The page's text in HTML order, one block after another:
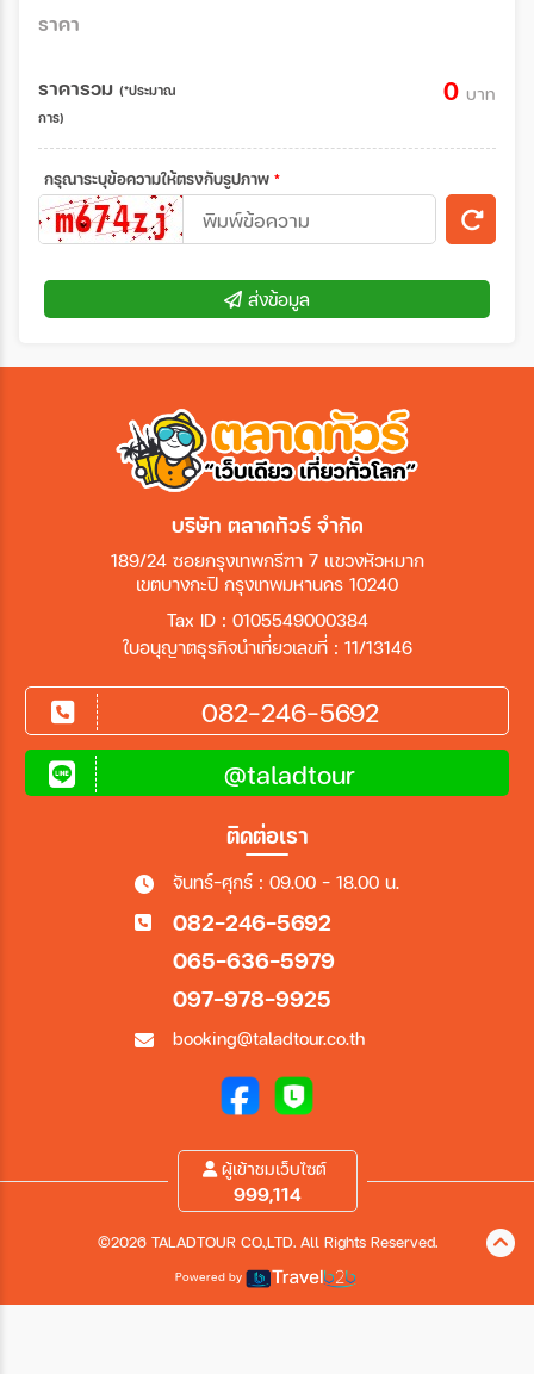
ราคา
ราคารวม (*ประมาณ
การ)
0 บาท
กรุณาระบุข้อความให้ตรงกับรูปภาพ *
ส่งข้อมูล
บริษัท ตลาดทัวร์ จำกัด
189/24 ซอยกรุงเทพกรีฑา 7 แขวงหัวหมาก
เขตบางกะปิ กรุงเทพมหานคร 10240
Tax ID : 0105549000384
ใบอนุญาตธุรกิจนำเที่ยวเลขที่ : 11/13146
082-246-5692
@taladtour
ติดต่อเรา
จันทร์-ศุกร์ : 09.00 - 18.00 น.
082-246-5692
065-636-5979
097-978-9925
booking@taladtour.co.th
ผู้เข้าชมเว็บไซต์
999,114
©2026 TALADTOUR CO.,LTD. All Rights Reserved.
Powered by